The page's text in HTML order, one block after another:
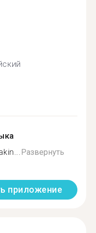
Развернуть
приложение